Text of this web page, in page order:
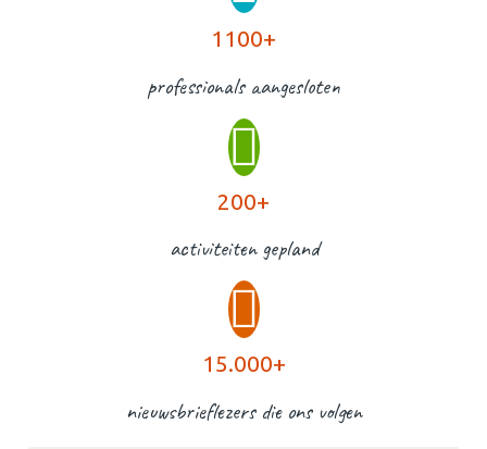
1100+
professionals aangesloten
200+
activiteiten gepland
15.000+
nieuwsbrieflezers die ons volgen